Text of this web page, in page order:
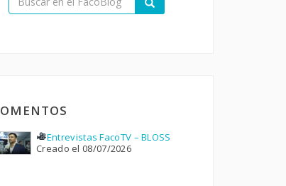
Entrevistas FacoTV – BLOSS
Creado el 08/07/2026